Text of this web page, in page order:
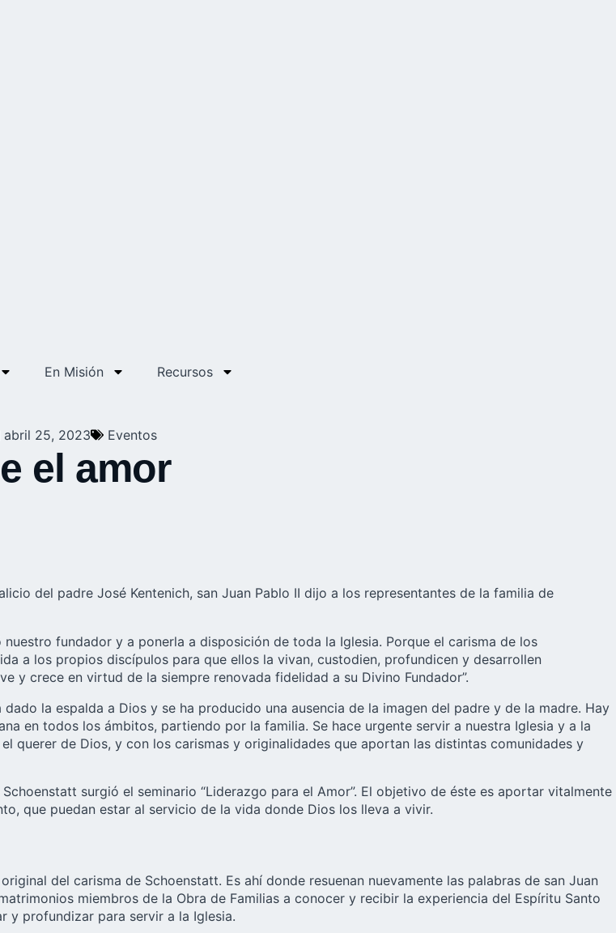
En Misión Recursos
abril 25, 2023 Eventos
el amor
del padre José Kentenich, san Juan Pablo II dijo a los representantes de la familia de
fundador y a ponerla a disposición de toda la Iglesia. Porque el carisma de los
a los propios discípulos para que ellos la vivan, custodien, profundicen y desarrollen
y crece en virtud de la siempre renovada fidelidad a su Divino Fundador”.
la espalda a Dios y se ha producido una ausencia de la imagen del padre y de la madre. Hay
en todos los ámbitos, partiendo por la familia. Se hace urgente servir a nuestra Iglesia y a la
querer de Dios, y con los carismas y originalidades que aportan las distintas comunidades y
surgió el seminario “Liderazgo para el Amor”. El objetivo de éste es aportar vitalmente
que puedan estar al servicio de la vida donde Dios los lleva a vivir.
del carisma de Schoenstatt. Es ahí donde resuenan nuevamente las palabras de san Juan
miembros de la Obra de Familias a conocer y recibir la experiencia del Espíritu Santo
y profundizar para servir a la Iglesia.